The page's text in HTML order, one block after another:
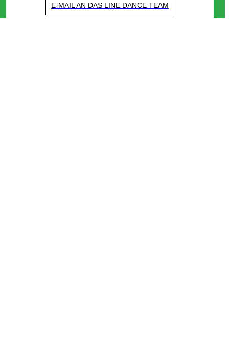
E-MAIL AN DAS LINE DANCE TEAM